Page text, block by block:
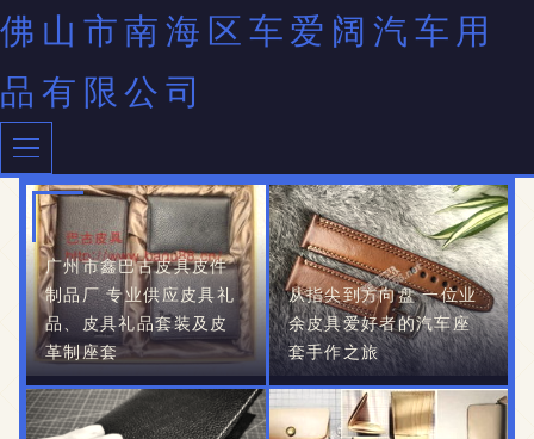
佛山市南海区车爱阔汽车用
品有限公司
广州市鑫巴古皮具皮件
制品厂 专业供应皮具礼
品、皮具礼品套装及皮
革制座套
从指尖到方向盘 一位业
余皮具爱好者的汽车座
套手作之旅